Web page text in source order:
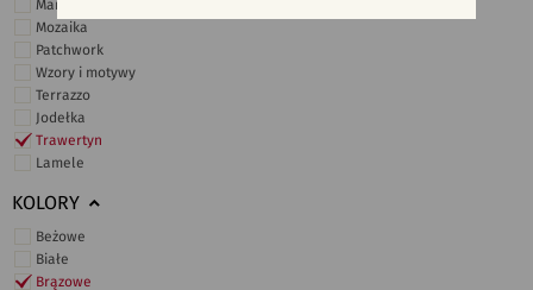
Marokańskie
Mozaika
Patchwork
Wzory i motywy
Terrazzo
Jodełka
Trawertyn
Lamele
KOLORY
Beżowe
Białe
Brązowe